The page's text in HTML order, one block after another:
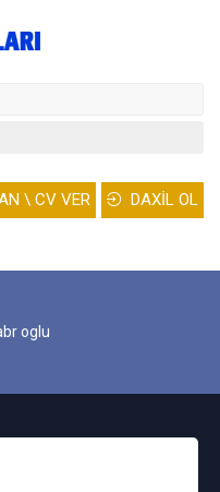
\ CV VER DAXİL OL
oglu